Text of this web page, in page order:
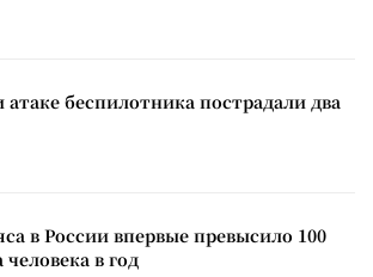
атаке беспилотника пострадали два
в России впервые превысило 100
в год